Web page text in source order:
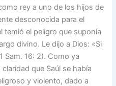
rey a uno de los hijos de
desconocida para el
temió el peligro que suponía
divino. Le dijo a Dios: «Si
Sam. 16: 2). Como ya
que Saúl se había
y violento, dado a